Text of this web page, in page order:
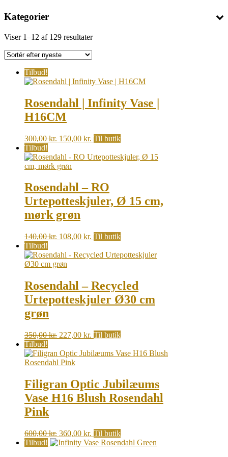
Kategorier
Viser 1–12 af 129 resultaterSorted
Tilbud!
Rosendahl | Infinity Vase |
H16CM
300,00kr. Original
was:
300,00 kr..
150,00 kr. Current
is:
Til butik
Tilbud!
Rosendahl – RO
Urtepotteskjuler, Ø 15 cm,
mørk grøn
140,00kr. Original
was:
140,00 kr..
108,00 kr. Current
is:
Til butik
Tilbud!
Rosendahl – Recycled
Urtepotteskjuler Ø30 cm
grøn
350,00kr. Original
was:
350,00 kr..
227,00 kr. Current
is:
Til butik
Tilbud!
Filigran Optic Jubilæums
Vase H16 Blush Rosendahl
Pink
600,00kr. Original
price
360,00 kr. Current
price
Til butik
Tilbud!